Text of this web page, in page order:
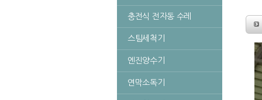
충전식 전자동 수레
스팀세척기
엔진양수기
연막소독기